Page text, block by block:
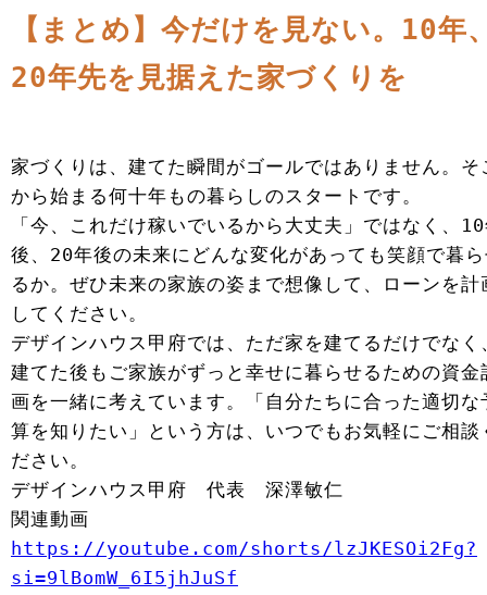
【まとめ】今だけを見ない。10年
20年先を見据えた家づくりを
家づくりは、建てた瞬間がゴールではありません。そ
から始まる何十年もの暮らしのスタートです。
「今、これだけ稼いでいるから大丈夫」ではなく、
後、20年後の未来にどんな変化があっても笑顔で暮
るか。ぜひ未来の家族の姿まで想像して、ローンを計
してください。
デザインハウス甲府では、ただ家を建てるだけでなく
建てた後もご家族がずっと幸せに暮らせるための資金
画を一緒に考えています。「自分たちに合った適切な
算を知りたい」という方は、いつでもお気軽にご相談
ださい。
デザインハウス甲府 代表 深澤敏仁
関連動画
https://youtube.com/shorts/lzJKESOi2Fg?
si=9lBomW_6I5jhJuSf